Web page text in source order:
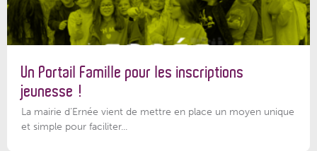
Un Portail Famille pour les inscriptions
jeunesse !
La mairie d’Ernée vient de mettre en place un moyen unique
et simple pour faciliter...